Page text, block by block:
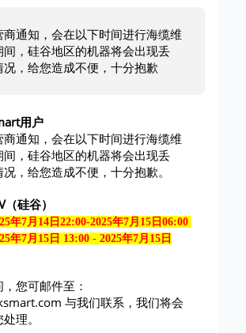
通知，会在以下时间进行海缆维
，硅谷地区的机器将会出现丢
，给您造成不便，十分抱歉
用户
通知，会在以下时间进行海缆维
，硅谷地区的机器将会出现丢
，给您造成不便，十分抱歉。
（硅谷）
年7月14日22:00-2025年7月15日06:00
年7月15日 13:00 - 2025年7月15日
您可邮件至：
与我们联系，我们将会
理。